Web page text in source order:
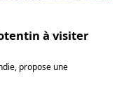
à visiter
propose une